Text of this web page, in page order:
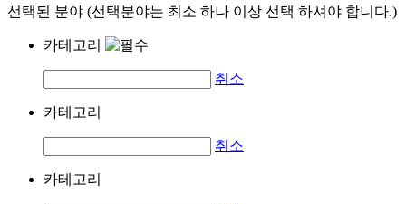
선택된 분야 (선택분야는 최소 하나 이상 선택 하셔야 합니다.)
카테고리
취소
카테고리
취소
카테고리